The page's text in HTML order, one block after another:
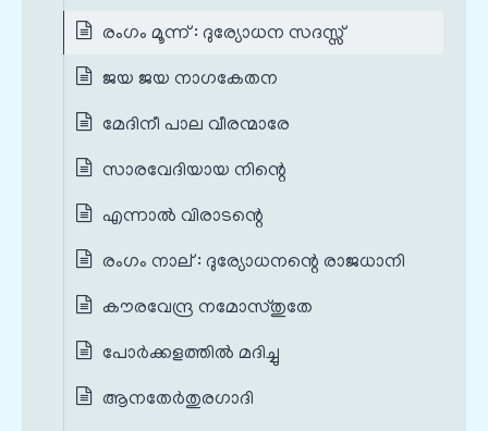
രംഗം മൂന്ന് : ദുര്യോധന സദസ്സ്
ജയ ജയ നാഗകേതന
മേദിനീ പാല വീരന്മാരേ
സാരവേദിയായ നിന്റെ
എന്നാൽ വിരാടന്റെ
രംഗം നാല് : ദുര്യോധനന്റെ രാജധാനി
കൗരവേന്ദ്ര നമോസ്തുതേ
പോർക്കളത്തിൽ മദിച്ചു
ആനതേർതുരഗാദി